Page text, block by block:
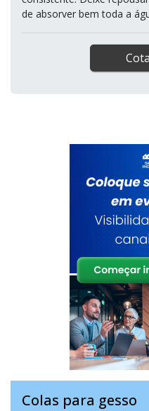
de absorver bem toda a
Colas para gesso